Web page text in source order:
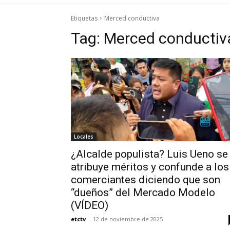
Etiquetas Merced conductiva
Tag: Merced
Locales
¿Alcalde populista? Luis Ueno se
atribuye méritos y confunde a los
comerciantes diciendo que son
“dueños” del Mercado Modelo
(VÍDEO)
etctv - 12 de noviembre de 2025